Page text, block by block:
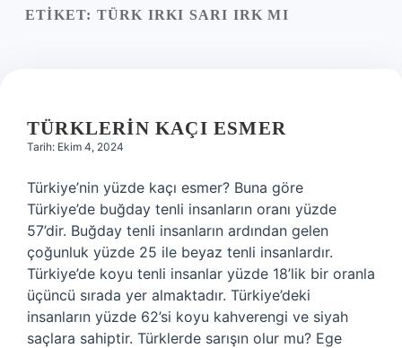
Yasal Uyarı
ETIKET: TÜRK IRKI SARI IRK MI
TÜRKLERIN KAÇI ESMER
Tarih: Ekim 4, 2024
Türkiye’nin yüzde kaçı esmer? Buna göre
Türkiye’de buğday tenli insanların oranı yüzde
57’dir. Buğday tenli insanların ardından gelen
çoğunluk yüzde 25 ile beyaz tenli insanlardır.
Türkiye’de koyu tenli insanlar yüzde 18’lik bir oranla
üçüncü sırada yer almaktadır. Türkiye’deki
insanların yüzde 62’si koyu kahverengi ve siyah
saçlara sahiptir. Türklerde sarışın olur mu? Ege